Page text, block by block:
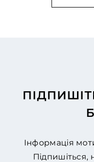
Інформація
Підпишіться,